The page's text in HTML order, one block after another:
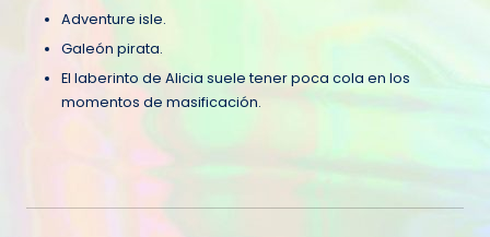
Adventure isle.
Galeón pirata.
El laberinto de Alicia suele tener poca cola en los
momentos de masificación.